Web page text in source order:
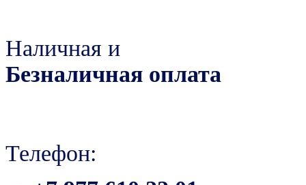
Наличная и
Безналичная оплата
Телефон: